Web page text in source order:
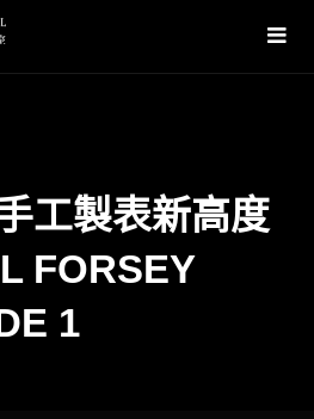
工製表新高度
FORSEY
1